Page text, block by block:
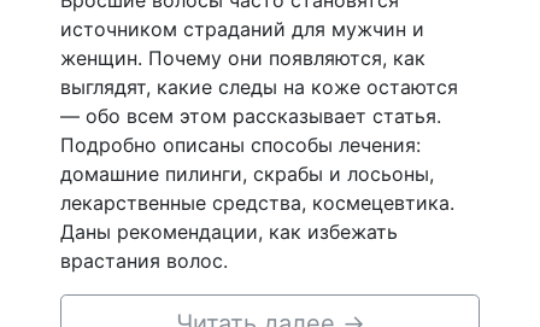
источником страданий для мужчин и
женщин. Почему они появляются, как
выглядят, какие следы на коже остаются
— обо всем этом рассказывает статья.
Подробно описаны способы лечения:
домашние пилинги, скрабы и лосьоны,
лекарственные средства, космецевтика.
Даны рекомендации, как избежать
врастания волос.